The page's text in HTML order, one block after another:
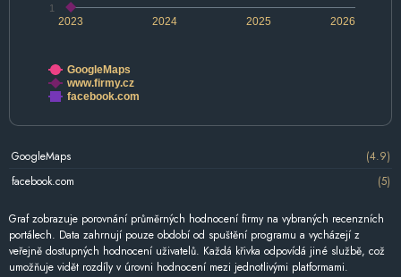
2024 2026
2023 2025
1
GoogleMaps
www.firmy.cz
facebook.com
GoogleMaps
(4.9)
facebook.com
(5)
Graf zobrazuje porovnání průměrných hodnocení firmy na vybraných recenzních
portálech. Data zahrnují pouze období od spuštění programu a vycházejí z
veřejně dostupných hodnocení uživatelů. Každá křivka odpovídá jiné službě, což
umožňuje vidět rozdíly v úrovni hodnocení mezi jednotlivými platformami.